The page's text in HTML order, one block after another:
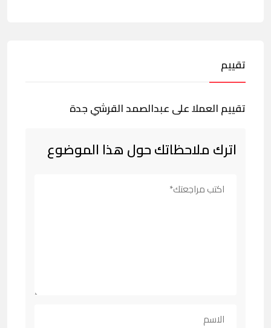
تقييم
تقييم العملا على عبدالصمد القرشي جدة
اترك ملاحظاتك حول هذا الموضوع